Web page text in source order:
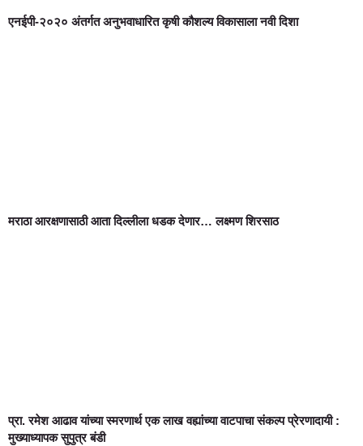
एनईपी-२०२० अंतर्गत अनुभवाधारित कृषी कौशल्य विकासाला नवी दिशा
मराठा आरक्षणासाठी आता दिल्लीला धडक देणार… लक्ष्मण शिरसाठ
प्रा. रमेश आढाव यांच्या स्मरणार्थ एक लाख वह्यांच्या वाटपाचा संकल्प प्रेरणादायी :
मुख्याध्यापक सुपुत्र बंडी